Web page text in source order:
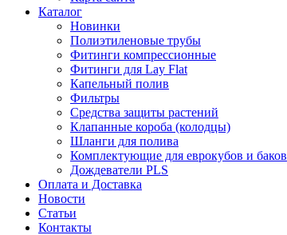
Каталог
Новинки
Полиэтиленовые трубы
Фитинги компрессионные
Фитинги для Lay Flat
Капельный полив
Фильтры
Средства защиты растений
Клапанные короба (колодцы)
Шланги для полива
Комплектующие для еврокубов и баков
Дождеватели PLS
Оплата и Доставка
Новости
Статьи
Контакты